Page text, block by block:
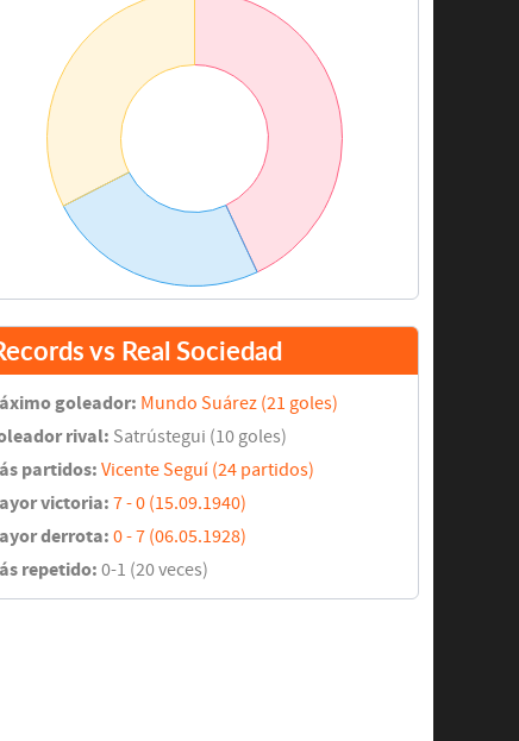
vs Real Sociedad
goleador: Mundo Suárez (21 goles)
rival: Satrústegui (10 goles)
partidos: Vicente Seguí (24 partidos)
victoria: 7 - 0 (15.09.1940)
derrota: 0 - 7 (06.05.1928)
repetido: 0-1 (20 veces)